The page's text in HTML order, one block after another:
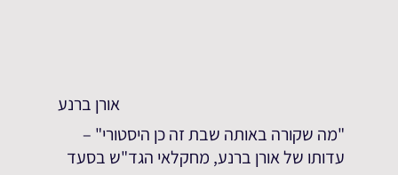
אורן ברנע
"מה שקורה באותה שבת זה כן היסטורי" –
עדותו של אורן ברנע, מחקלאי הגד"ש בסעד